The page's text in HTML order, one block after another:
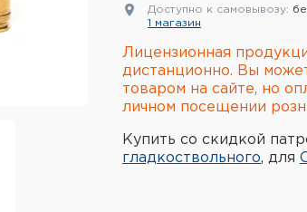
Доступно к самовывозу:
1 магазин
Лицензионная
дистанционно. Вы
товаром на сайте, но
личном посещении
Купить со скидкой
гладкоствольного, для